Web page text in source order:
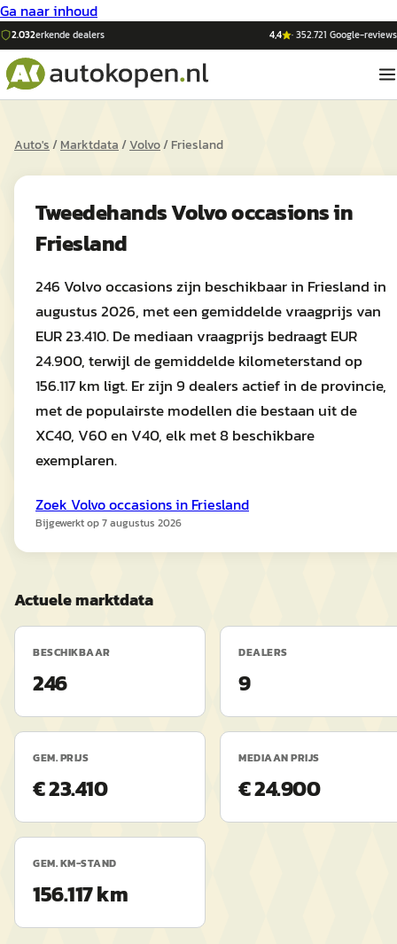
Ga naar inhoud
2.032erkende dealers 4,4 ·352.721 Google-reviews
Auto's/Marktdata/Volvo/Friesland
TweedehandsVolvooccasions in
Friesland
246 Volvo occasions zijn beschikbaar in Friesland in
augustus 2026, met een gemiddelde vraagprijs van
EUR 23.410. De mediaan vraagprijs bedraagt EUR
24.900, terwijl de gemiddelde kilometerstand op
156.117 km ligt. Er zijn 9 dealers actief in de provincie,
met de populairste modellen die bestaan uit de
XC40, V60 en V40, elk met 8 beschikbare
exemplaren.
Zoek Volvooccasions in Friesland
Bijgewerkt op7 augustus 2026
Actuele marktdata
BESCHIKBAAR
246
DEALERS
9
GEM. PRIJS
€ 23.410
MEDIAAN PRIJS
€ 24.900
GEM. KM-STAND
156.117 km